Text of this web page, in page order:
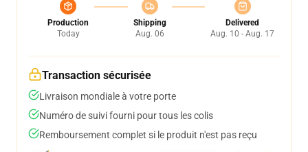
Production
Today
Shipping
Aug. 06
Delivered
Aug. 10 - Aug. 17
Transaction sécurisée
Livraison mondiale à votre porte
Numéro de suivi fourni pour tous les colis
Remboursement complet si le produit n'est pas reçu